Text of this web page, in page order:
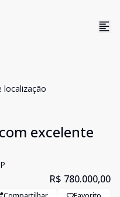
localização
excelente
R$ 780.000,00